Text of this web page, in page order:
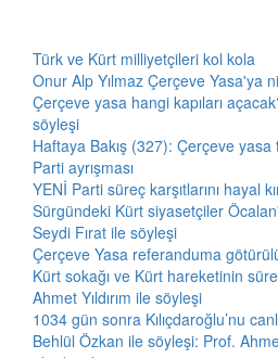
Türk ve Kürt milliyetçileri kol kola
Onur Alp Yılmaz Çerçeve Yasa'ya
Çerçeve yasa hangi kapıları
söyleşi
Haftaya Bakış (327): Çerçeve yasa
Parti ayrışması
YENİ Parti süreç karşıtlarını hayal
Sürgündeki Kürt siyasetçiler
Seydi Fırat ile söyleşi
Çerçeve Yasa referanduma
Kürt sokağı ve Kürt hareketinin
Ahmet Yıldırım ile söyleşi
1034 gün sonra Kılıçdaroğlu’nu
Behlül Özkan ile söyleşi: Prof.